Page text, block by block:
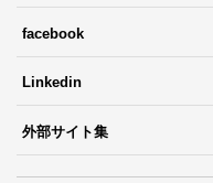
facebook
Linkedin
外部サイト集